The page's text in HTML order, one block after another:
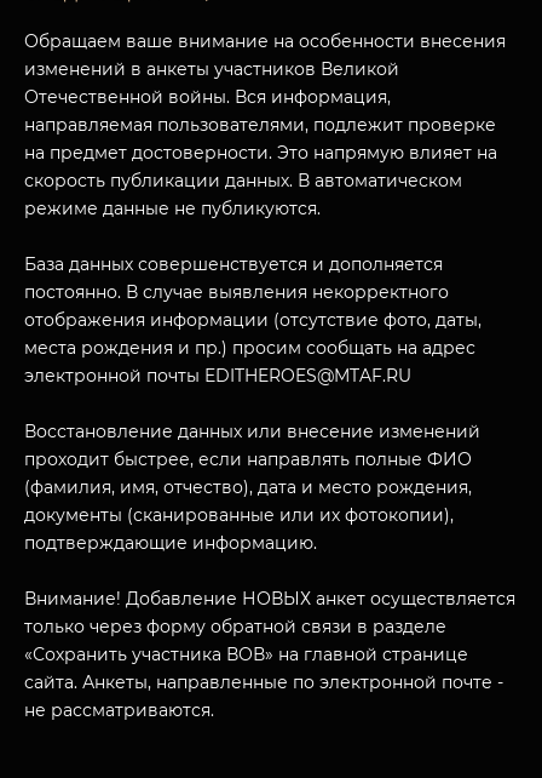
МУЗЕЙНЫЙ КОМПЛЕКС
ПОСЕТИТЕЛЯМ
О НАС
НАЗАД
Обращаем ваше внимание на особенности внесения
изменений в анкеты участников Великой
Отечественной войны. Вся информация,
направляемая пользователями, подлежит проверке
на предмет достоверности. Это напрямую влияет на
скорость публикации данных. В автоматическом
режиме данные не публикуются.
База данных совершенствуется и дополняется
постоянно. В случае выявления некорректного
отображения информации (отсутствие фото, даты,
места рождения и пр.) просим сообщать на адрес
электронной почты EDITHEROES@MTAF.RU
Восстановление данных или внесение изменений
проходит быстрее, если направлять полные ФИО
(фамилия, имя, отчество), дата и место рождения,
документы (сканированные или их фотокопии),
подтверждающие информацию.
Внимание! Добавление НОВЫХ анкет осуществляется
только через форму обратной связи в разделе
«Сохранить участника ВОВ» на главной странице
сайта. Анкеты, направленные по электронной почте -
не рассматриваются.